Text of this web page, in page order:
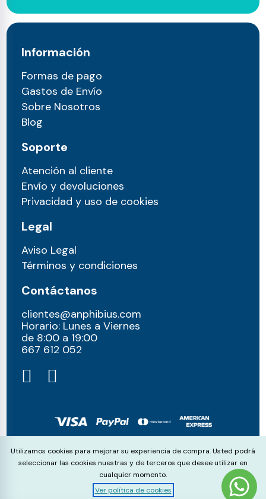
Información
Formas de pago
Gastos de Envío
Sobre Nosotros
Blog
Soporte
Atención al cliente
Envío y devoluciones
Privacidad y uso de cookies
Legal
Aviso Legal
Términos y condiciones
Contáctanos
clientes@anphibius.com
Horario: Lunes a Viernes
de 8:00 a 19:00
667 612 052​
© anphibius, 2026
Pago 100% seguros con:
Cookie Consent
Utilizamos cookies para mejorar su experiencia de compra. Usted podrá
seleccionar las cookies nuestras y de terceros que desee utilizar en
cualquier momento.
Ver política de cookies